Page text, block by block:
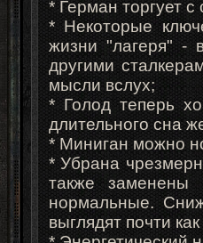
* Герман торгует
* Некоторые
жизни "лагеря" -
другими
мысли вслух;
* Голод теперь
длительного сна
* Миниган можно
* Убрана
также
нормальные.
выглядят почти